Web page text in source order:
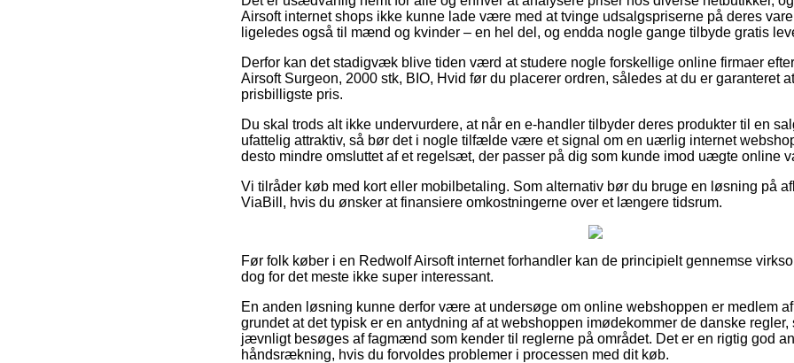
Airsoft internet shops ikke kunne lade være med at tvinge udsalgspriserne på deres
ligeledes også til mænd og kvinder – en hel del, og endda nogle gange tilbyde gratis
Derfor kan det stadigvæk blive tiden værd at studere nogle forskellige online firmaer
Airsoft Surgeon, 2000 stk, BIO, Hvid før du placerer ordren, således at du er garanteret
prisbilligste pris.
Du skal trods alt ikke undervurdere, at når en e-handler tilbyder deres produkter til en
ufattelig attraktiv, så bør det i nogle tilfælde være et signal om en uærlig internet
desto mindre omsluttet af et regelsæt, der passer på dig som kunde imod uægte online
Vi tilråder køb med kort eller mobilbetaling. Som alternativ bør du bruge en løsning på
ViaBill, hvis du ønsker at finansiere omkostningerne over et længere tidsrum.
Før folk køber i en Redwolf Airsoft internet forhandler kan de principielt gennemse
dog for det meste ikke super interessant.
En anden løsning kunne derfor være at undersøge om online webshoppen er medlem
grundet at det typisk er en antydning af at webshoppen imødekommer de danske
jævnligt besøges af fagmænd som kender til reglerne på området. Det er en rigtig god
håndsrækning, hvis du forvoldes problemer i processen med dit køb.